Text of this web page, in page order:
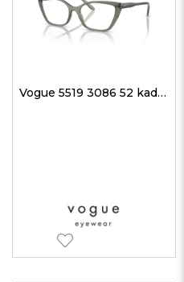
Vogue 5519 3086 52 kadın Optik Gözlükler